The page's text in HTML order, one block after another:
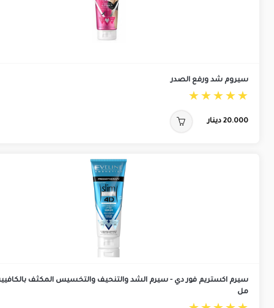
سيروم شد ورفع الصدر
20.000 دينار
مل